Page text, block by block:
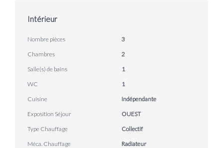
Intérieur
Nombre pièces
3
Chambres
2
Salle(s) de bains
1
WC
1
Cuisine
Indépendante
Exposition Séjour
OUEST
Type Chauffage
Collectif
Méca. Chauffage
Radiateur